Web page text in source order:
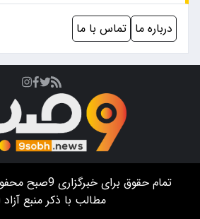
درباره ما تماس با ما
تمام حقوق برای خبرگزاری9صبح
مطالب با ذکر منبع